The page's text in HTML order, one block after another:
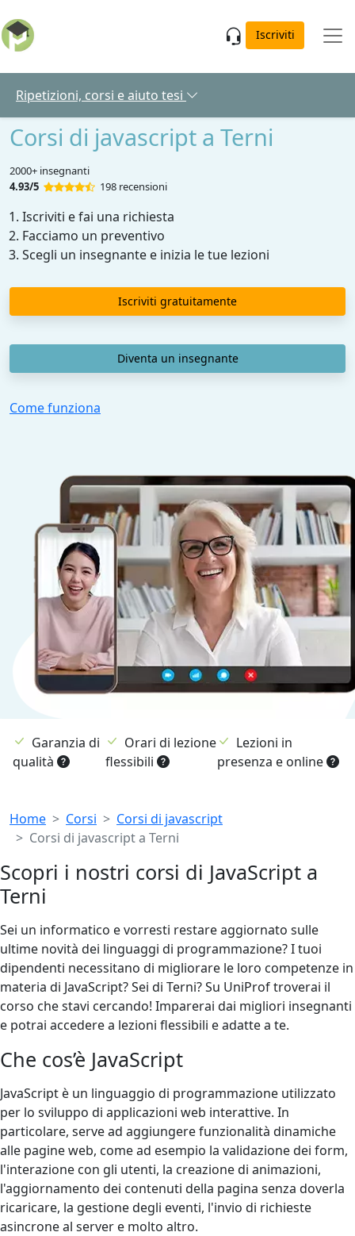
Iscriviti
Ripetizioni, corsi e aiuto tesi
Corsi di javascript a Terni
2000+ insegnanti
4.93/5
198 recensioni
Iscriviti e fai una richiesta
Facciamo un preventivo
Scegli un insegnante e inizia le tue lezioni
Iscriviti gratuitamente
Diventa un insegnante
Come funziona
Garanzia di
qualità
Orari di lezione
flessibili
Lezioni in
presenza e online
Breadcrumb
Home Corsi
Corsi di javascript
Corsi di javascript a Terni
Scopri i nostri corsi di JavaScript a
Terni
Sei un informatico e vorresti restare aggiornato sulle
ultime novità dei linguaggi di programmazione? I tuoi
dipendenti necessitano di migliorare le loro competenze in
materia di JavaScript? Sei di Terni? Su UniProf troverai il
corso che stavi cercando! Imparerai dai migliori insegnanti
e potrai accedere a lezioni flessibili e adatte a te.
Che cos’è JavaScript
JavaScript è un linguaggio di programmazione utilizzato
per lo sviluppo di applicazioni web interattive. In
particolare, serve ad aggiungere funzionalità dinamiche
alle pagine web, come ad esempio la validazione dei form,
l'interazione con gli utenti, la creazione di animazioni,
l'aggiornamento dei contenuti della pagina senza doverla
ricaricare, la gestione degli eventi, l'invio di richieste
asincrone al server e molto altro.